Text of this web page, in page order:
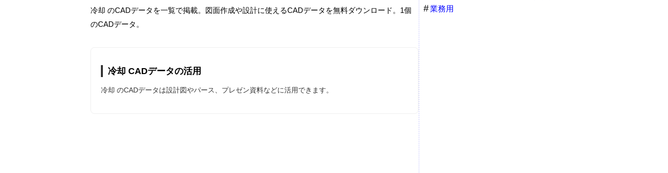
冷却 のCADデータを一覧で掲載。図面作成や設計に使えるCADデータを無料ダウンロード。1個
のCADデータ。
冷却 CADデータの活用
冷却 のCADデータは設計図やパース、プレゼン資料などに活用できます。
業務用